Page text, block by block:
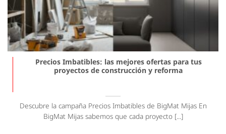
Precios Imbatibles: las mejores ofertas para tus
proyectos de construcción y reforma
Descubre la campaña Precios Imbatibles de BigMat Mijas En
BigMat Mijas sabemos que cada proyecto [...]